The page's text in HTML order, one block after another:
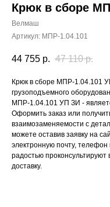
Крюк в сборе
Велмаш
Артикул: МПР-1.04.101
44 755 р. 47 110 р.
Крюк в сборе МПР-1.04.101
грузоподъемного
МПР-1.04.101 УП ЗИ -
Оформить заказ или
взаимозаменяемости с
можете оставив заявку на
электронную почту,
радостью
доставку.